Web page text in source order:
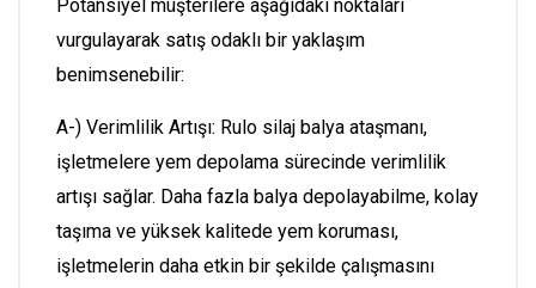
Potansiyel müşterilere aşağıdaki noktaları
vurgulayarak satış odaklı bir yaklaşım
benimsenebilir:
A-) Verimlilik Artışı: Rulo silaj balya ataşmanı,
işletmelere yem depolama sürecinde verimlilik
artışı sağlar. Daha fazla balya depolayabilme, kolay
taşıma ve yüksek kalitede yem koruması,
işletmelerin daha etkin bir şekilde çalışmasını